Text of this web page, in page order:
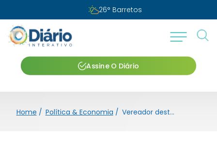
26° Barretos
Assine O Diário
Home / Política & Economia / Vereador destaca importância de lei que beneficia pacientes de Diabetes